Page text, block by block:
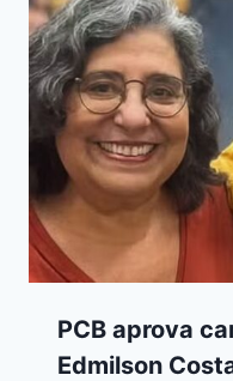
PCB aprova
Edmilson